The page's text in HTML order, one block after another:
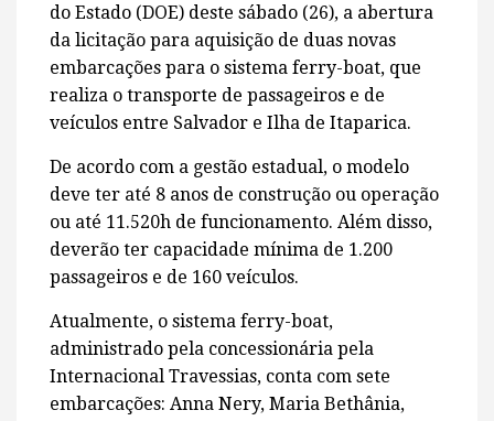
do Estado (DOE) deste sábado (26), a abertura
da licitação para aquisição de duas novas
embarcações para o sistema ferry-boat, que
realiza o transporte de passageiros e de
veículos entre Salvador e Ilha de Itaparica.
De acordo com a gestão estadual, o modelo
deve ter até 8 anos de construção ou operação
ou até 11.520h de funcionamento. Além disso,
deverão ter capacidade mínima de 1.200
passageiros e de 160 veículos.
Atualmente, o sistema ferry-boat,
administrado pela concessionária pela
Internacional Travessias, conta com sete
embarcações: Anna Nery, Maria Bethânia,